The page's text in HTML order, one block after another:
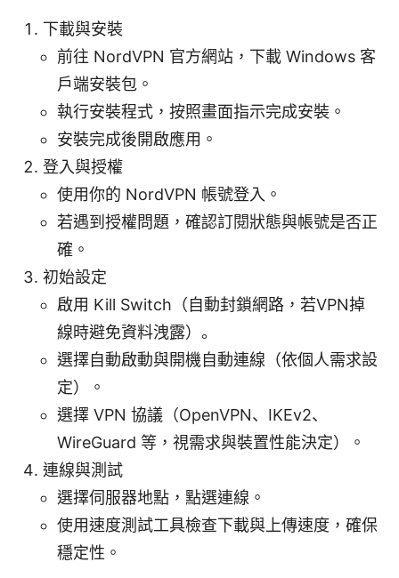
下載與安裝
前往 NordVPN 官方網站，下載 Windows 客
戶端安裝包。
執行安裝程式，按照畫面指示完成安裝。
安裝完成後開啟應用。
登入與授權
使用你的 NordVPN 帳號登入。
若遇到授權問題，確認訂閱狀態與帳號是否正
確。
初始設定
啟用 Kill Switch（自動封鎖網路，若VPN掉
線時避免資料洩露）。
選擇自動啟動與開機自動連線（依個人需求設
定）。
選擇 VPN 協議（OpenVPN、IKEv2、
WireGuard 等，視需求與裝置性能決定）。
連線與測試
選擇伺服器地點，點選連線。
使用速度測試工具檢查下載與上傳速度，確保
穩定性。